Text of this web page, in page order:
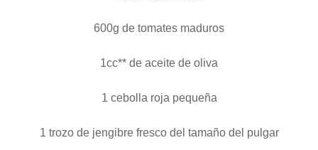
600g de tomates maduros
1cc** de aceite de oliva
1 cebolla roja pequeña
1 trozo de jengibre fresco del tamaño del pulgar